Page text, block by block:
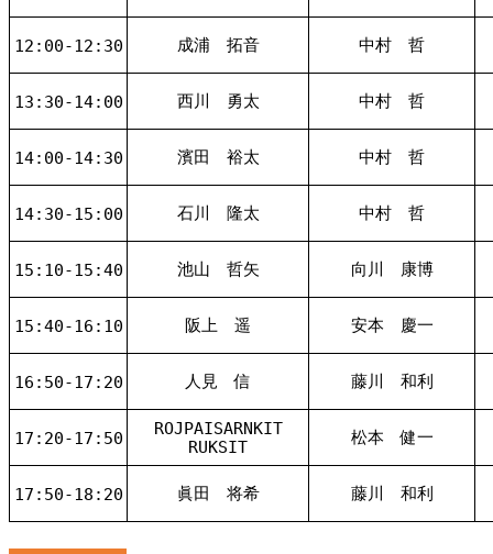
12:00-12:30 成浦 拓音 中村 哲
13:30-14:00 西川 勇太 中村 哲
14:00-14:30 濱田 裕太 中村 哲
14:30-15:00 石川 隆太 中村 哲
15:10-15:40 池山 哲矢 向川 康博
15:40-16:10 阪上 遥 安本 慶一
16:50-17:20 人見 信 藤川 和利
17:20-17:50
ROJPAISARNKIT
RUKSIT
松本 健一
17:50-18:20 眞田 将希 藤川 和利